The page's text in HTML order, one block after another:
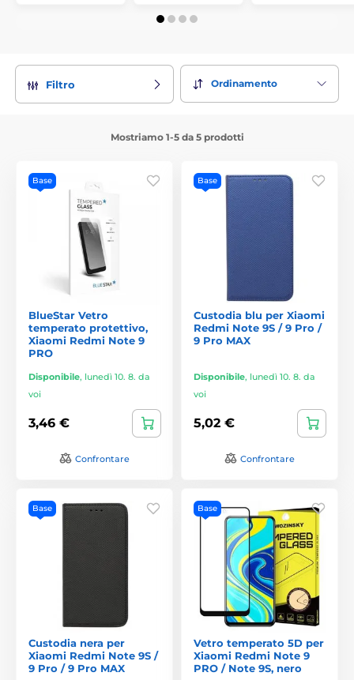
Filtro Ordinamento
Mostriamo 1-5 da 5 prodotti
Base
BlueStar Vetro
temperato protettivo,
Xiaomi Redmi Note 9
PRO
Disponibile, lunedì 10. 8. da
voi
3,46 €
Confrontare
Base
Custodia blu per Xiaomi
Redmi Note 9S / 9 Pro /
9 Pro MAX
Disponibile, lunedì 10. 8. da
voi
5,02 €
Confrontare
Base
Custodia nera per
Xiaomi Redmi Note 9S /
9 Pro / 9 Pro MAX
Base
Vetro temperato 5D per
Xiaomi Redmi Note 9
PRO / Note 9S, nero